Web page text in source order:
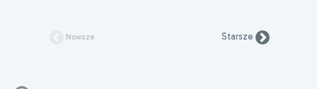
Nowsze Starsze